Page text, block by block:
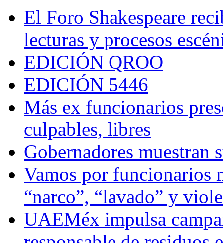
El Foro Shakespeare
lecturas y procesos
EDICIÓN QROO
EDICIÓN 5446
Más ex funcionarios
culpables, libres
Gobernadores muestran
Vamos por funcionarios
“narco”, “lavado” y
UAEMéx impulsa